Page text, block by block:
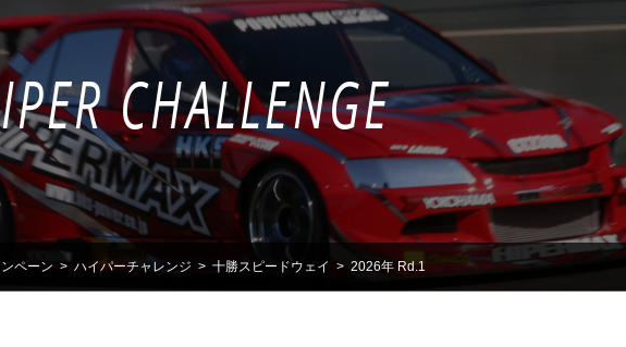
CHALLENGE
ペーン > ハイパーチャレンジ > 十勝スピードウェイ > 2026年 Rd.1